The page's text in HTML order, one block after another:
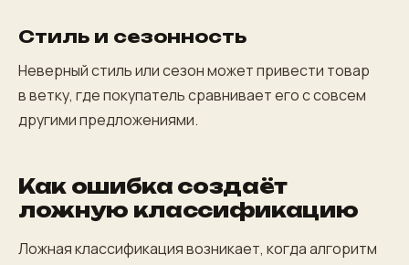
Стиль и сезонность
Неверный стиль или сезон может привести товар
в ветку, где покупатель сравнивает его с совсем
другими предложениями.
Как ошибка создаёт
ложную классификацию
Ложная классификация возникает, когда алгоритм